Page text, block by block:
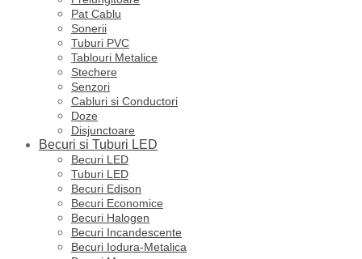
Pat Cablu
Sonerii
Tuburi PVC
Tablouri Metalice
Stechere
Senzori
Cabluri si Conductori
Doze
Disjunctoare
Becuri si Tuburi LED
Becuri LED
Tuburi LED
Becuri Edison
Becuri Economice
Becuri Halogen
Becuri Incandescente
Becuri Iodura-Metalica